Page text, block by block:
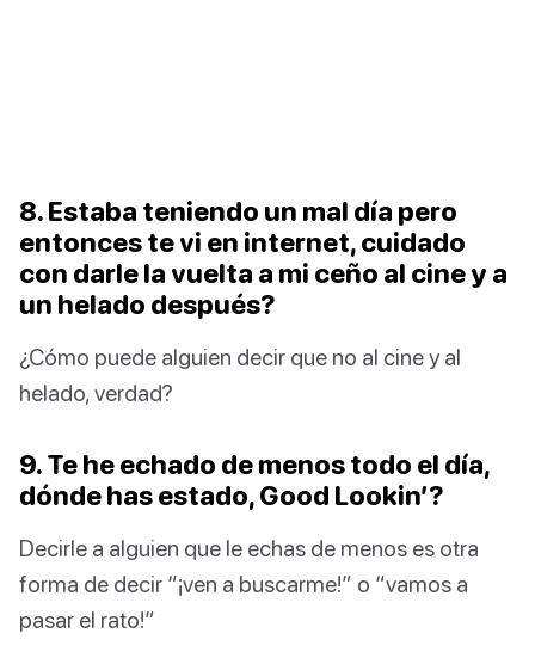
8. Estaba teniendo un mal día pero
entonces te vi en internet, cuidado
con darle la vuelta a mi ceño al cine y a
un helado después?
¿Cómo puede alguien decir que no al cine y al
helado, verdad?
9. Te he echado de menos todo el día,
dónde has estado, Good Lookin’?
Decirle a alguien que le echas de menos es otra
forma de decir “¡ven a buscarme!” o “vamos a
pasar el rato!”